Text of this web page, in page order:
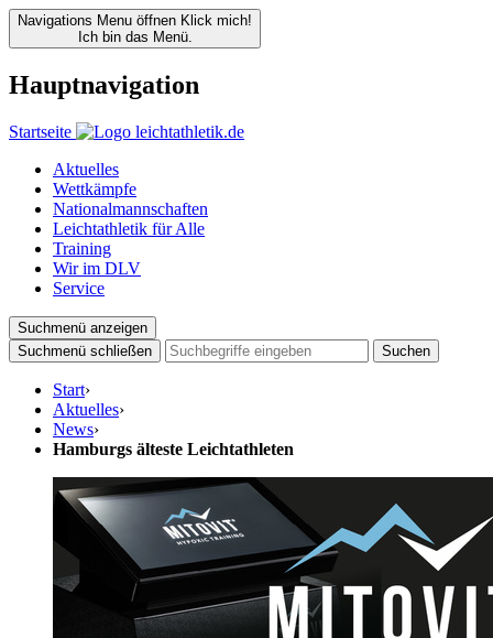
Navigations Menu öffnen Klick mich!
Ich bin das Menü.
Hauptnavigation
Startseite
Aktuelles
Wettkämpfe
Nationalmannschaften
Leichtathletik für Alle
Training
Wir im DLV
Service
Suchmenü anzeigen
Suchmenü schließen
Suchen
Start›
Aktuelles›
News›
Hamburgs älteste Leichtathleten